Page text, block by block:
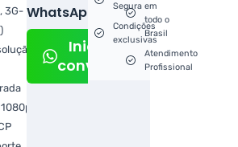
3G- WhatsApp!
Iniciar
conversa
Segura
Condições
exclusivas
em
todo o
Brasil
Atendimento
Profissional